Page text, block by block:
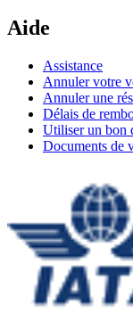
Aide
Assistance
Annuler votre
Annuler une
Délais de
Utiliser un bon
Documents de